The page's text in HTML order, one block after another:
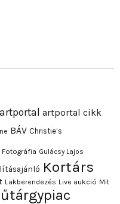
artportal artportal cikk
BÁV Christie’s
Fotográfia Gulácsy Lajos
Kortárs
Lakberendezés Live aukció Mit